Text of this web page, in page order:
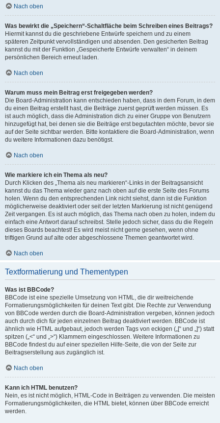
Nach oben
Was bewirkt die „Speichern“-Schaltfläche beim Schreiben eines Beitrags?
Hiermit kannst du die geschriebene Entwürfe speichern und zu einem
späteren Zeitpunkt vervollständigen und absenden. Den gesicherten Beitrag
kannst du mit der Funktion „Gespeicherte Entwürfe verwalten“ in deinem
persönlichen Bereich erneut laden.
Nach oben
Warum muss mein Beitrag erst freigegeben werden?
Die Board-Administration kann entschieden haben, dass in dem Forum, in dem
du einen Beitrag erstellt hast, die Beiträge zuerst geprüft werden müssen. Es
ist auch möglich, dass die Administration dich zu einer Gruppe von Benutzern
hinzugefügt hat, bei denen sie die Beiträge erst begutachten möchte, bevor sie
auf der Seite sichtbar werden. Bitte kontaktiere die Board-Administration, wenn
du weitere Informationen dazu benötigst.
Nach oben
Wie markiere ich ein Thema als neu?
Durch Klicken des „Thema als neu markieren“-Links in der Beitragsansicht
kannst du das Thema wieder ganz nach oben auf die erste Seite des Forums
holen. Wenn du den entsprechenden Link nicht siehst, dann ist die Funktion
möglicherweise deaktiviert oder seit der letzten Markierung ist nicht genügend
Zeit vergangen. Es ist auch möglich, das Thema nach oben zu holen, indem du
einfach eine Antwort darauf schreibst. Stelle jedoch sicher, dass du die Regeln
dieses Boards beachtest! Es wird meist nicht gerne gesehen, wenn ohne
triftigen Grund auf alte oder abgeschlossene Themen geantwortet wird.
Nach oben
Textformatierung und Thementypen
Was ist BBCode?
BBCode ist eine spezielle Umsetzung von HTML, die dir weitreichende
Formatierungsmöglichkeiten für deinen Text gibt. Die Rechte zur Verwendung
von BBCode werden durch die Board-Administration vergeben, können jedoch
auch durch dich für jeden einzelnen Beitrag deaktiviert werden. BBCode ist
ähnlich wie HTML aufgebaut, jedoch werden Tags von eckigen („[“ und „]“) statt
spitzen („<“ und „>“) Klammern eingeschlossen. Weitere Informationen zu
BBCode findest du auf einer speziellen Hilfe-Seite, die von der Seite zur
Beitragserstellung aus zugänglich ist.
Nach oben
Kann ich HTML benutzen?
Nein, es ist nicht möglich, HTML-Code in Beiträgen zu verwenden. Die meisten
Formatierungsmöglichkeiten, die HTML bietet, können über BBCode erreicht
werden.